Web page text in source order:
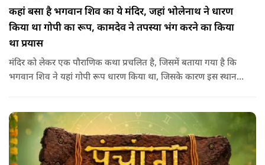
कहां बसा है भगवान शिव का ये मंदिर, जहां भोलेनाथ ने धारण
किया था गोपी का रूप, कामदेव ने तपस्या भंग करने का किया
था प्रयास
मंदिर को लेकर एक पौराणिक कथा प्रचलित है, जिसमें बताया गया है कि
भगवान शिव ने यहां गोपी रूप धारण किया था, जिसके कारण इस स्थान